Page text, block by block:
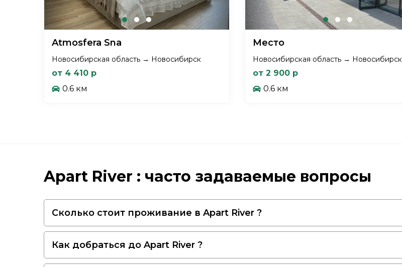
Atmosfera Sna
Новосибирская область → Новосибирск
от 4 410 р
0.6 км
Место
Новосибирская область → Новосибирск
от 2 900 р
0.6 км
Apart River : часто задаваемые вопросы
Сколько стоит проживание в Apart River ?
Как добраться до Apart River ?